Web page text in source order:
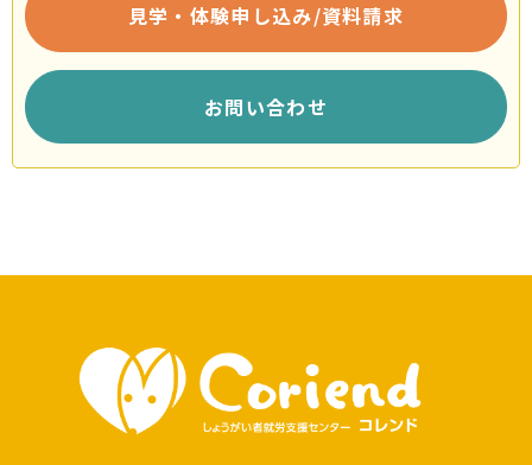
見学・体験申し込み/資料請求
お問い合わせ